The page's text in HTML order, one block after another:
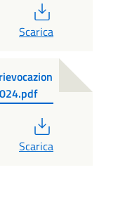
Scarica
Scarica